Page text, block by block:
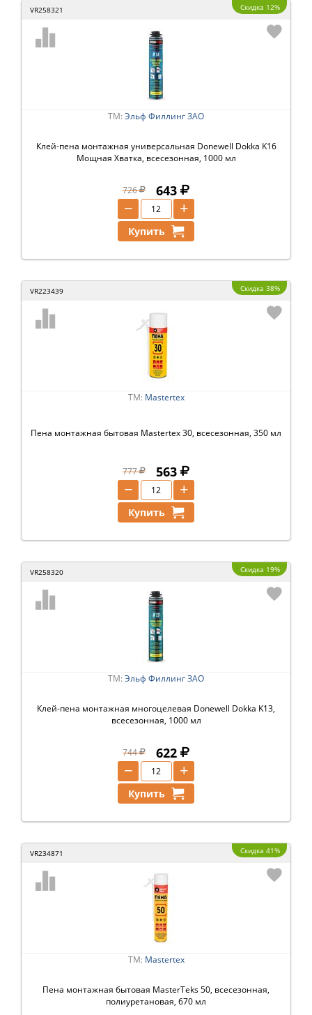
VR258321 Скидка 12%
ТМ: Эльф Филлинг ЗАО
Клей-пена монтажная универсальная Donewell Dokka K16
Мощная Хватка, всесезонная, 1000 мл
726 643
+
−
Купить
VR223439 Скидка 38%
ТМ: Mastertex
Пена монтажная бытовая Mastertex 30, всесезонная, 350 мл
777 563
+
−
Купить
VR258320 Скидка 19%
ТМ: Эльф Филлинг ЗАО
Клей-пена монтажная многоцелевая Donewell Dokka K13,
всесезонная, 1000 мл
744 622
+
−
Купить
VR234871 Скидка 41%
ТМ: Mastertex
Пена монтажная бытовая MasterTeks 50, всесезонная,
полиуретановая, 670 мл